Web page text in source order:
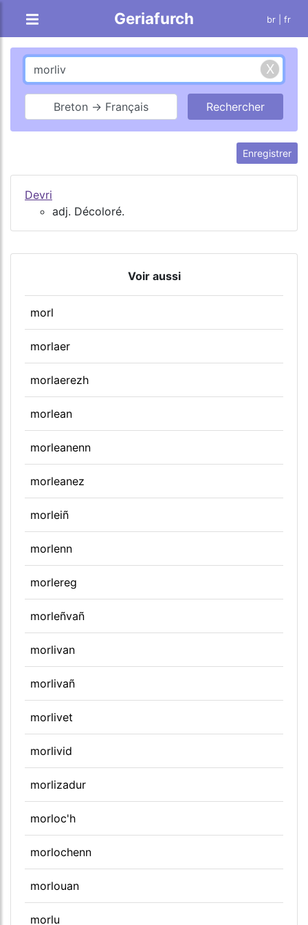
Geriafurch br | fr
Breton → Français
Enregistrer
Devri
adj. Décoloré.
Voir aussi
morl
morlaer
morlaerezh
morlean
morleanenn
morleanez
morleiñ
morlenn
morlereg
morleñvañ
morlivan
morlivañ
morlivet
morlivid
morlizadur
morloc'h
morlochenn
morlouan
morlu